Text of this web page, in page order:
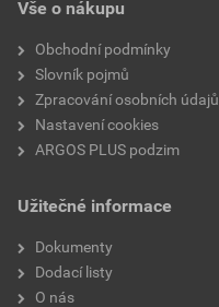
Vše o nákupu
Obchodní podmínky
Slovník pojmů
Zpracování osobních údajů
Nastavení cookies
ARGOS PLUS podzim
Užitečné informace
Dokumenty
Dodací listy
O nás